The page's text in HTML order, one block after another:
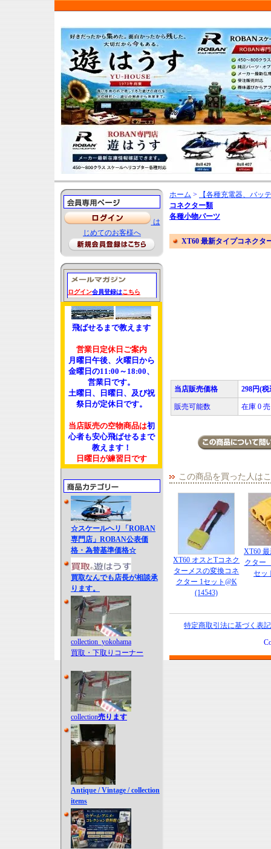
は
じめてのお客様へ
ログイン会員登録はこちら
飛ばせるまで教えます
営業日定休日ご案内
月曜日午後、火曜日から
金曜日の11:00～18:00、
営業日です。
土曜日、日曜日、及び祝
祭日が定休日です。
当店販売の空物商品は初
心者も安心飛ばせるまで
教えます！
日曜日が練習日です
☆スケールヘリ「ROBAN
専門店」ROBAN公表価
格・為替基準価格☆
買取なんでも店長が相談承
ります。
collection_yokohama
買取・下取りコーナー
collection売ります
Antique / Vintage / collection
items
ホーム >
【各種充電器、バッ
コネクター類
各種小物パーツ
XT60 最新タイプコネク
当店販売価格 298円(税
販売可能数 在庫 0
この商品を買った人は
XT60 オスとTコネク
ターメスの変換コネ
クター 1セット@K
(14543)
XT60
クタ
セッ
特定商取引法に基づく表記